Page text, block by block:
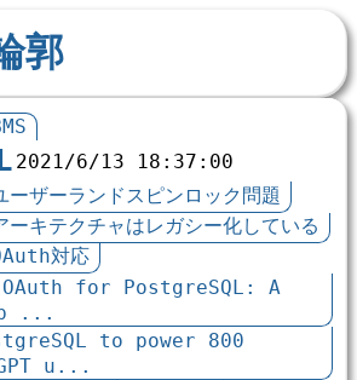
郭
2021/6/13 18:37:00
ザーランドスピンロック問題
キテクチャはレガシー化している
対応
OAuth for PostgreSQL: A
...
to power 800
u...